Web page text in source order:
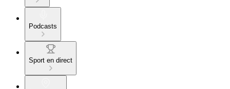
Podcasts
Sport en direct